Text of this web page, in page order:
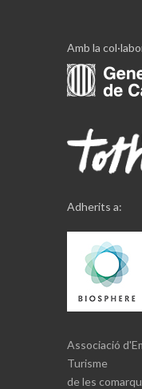
Amb la
Adherits a:
Associació
Turisme
de les